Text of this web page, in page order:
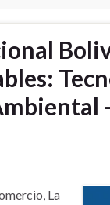
La